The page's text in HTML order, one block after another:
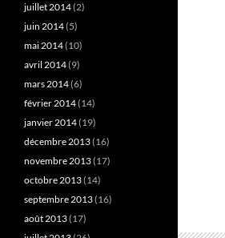
juillet 2014(2)
juin 2014(5)
mai 2014(10)
avril 2014(9)
mars 2014(6)
février 2014(14)
janvier 2014(19)
décembre 2013(16)
novembre 2013(17)
octobre 2013(14)
septembre 2013(16)
août 2013(17)